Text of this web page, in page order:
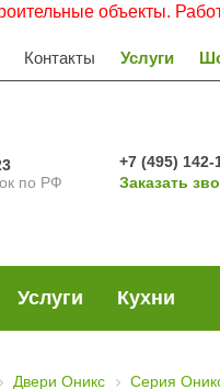
объекты. Работаем
Контакты Услуги
по РФ
+7 (495) 142-
Заказать
Услуги Кухни
Двери Оникс Серия